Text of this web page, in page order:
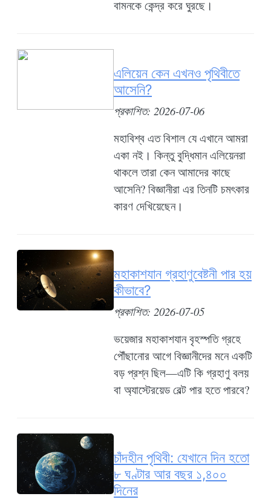
বামনকে কেন্দ্র করে ঘুরছে।
এলিয়েন কেন এখনও পৃথিবীতে
আসেনি?
প্রকাশিত: 2026-07-06
মহাবিশ্ব এত বিশাল যে এখানে আমরা
একা নই। কিন্তু বুদ্ধিমান এলিয়েনরা
থাকলে তারা কেন আমাদের কাছে
আসেনি? বিজ্ঞানীরা এর তিনটি চমৎকার
কারণ দেখিয়েছেন।
মহাকাশযান গ্রহাণুবেষ্টনী পার হয়
কীভাবে?
প্রকাশিত: 2026-07-05
ভয়েজার মহাকাশযান বৃহস্পতি গ্রহে
পৌঁছানোর আগে বিজ্ঞানীদের মনে একটি
বড় প্রশ্ন ছিল—এটি কি গ্রহাণু বলয়
বা অ্যাস্টেরয়েড বেল্ট পার হতে পারবে?
চাঁদহীন পৃথিবী: যেখানে দিন হতো
৮ ঘণ্টার আর বছর ১,৪০০
দিনের